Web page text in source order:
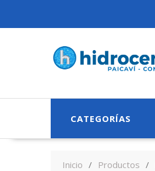
CATEGORÍAS
Inicio Productos